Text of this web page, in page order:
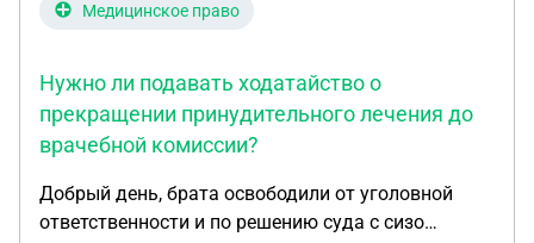
Медицинское право
Нужно ли подавать ходатайство о
прекращении принудительного лечения до
врачебной комиссии?
Добрый день, брата освободили от уголовной
ответственности и по решению суда с сизо